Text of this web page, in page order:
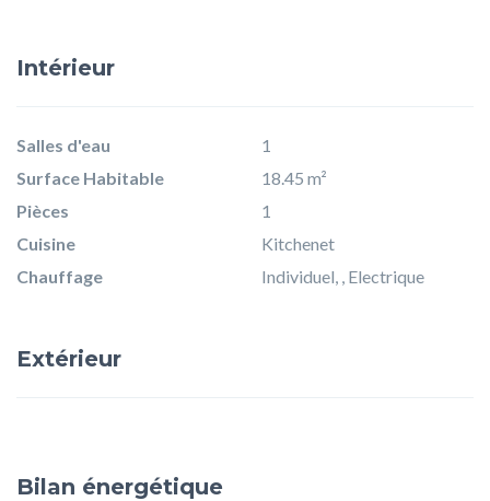
Intérieur
Salles d'eau
1
Surface Habitable
18.45 m²
Pièces
1
Cuisine
Kitchenet
Chauffage
Individuel, , Electrique
Extérieur
Bilan énergétique